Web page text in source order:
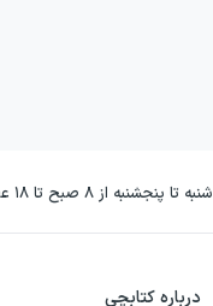
شنبه تا پنجشنبه از ۸ صبح تا ۱۸ عصر بجز روزهای تعطیل
درباره کتابچی